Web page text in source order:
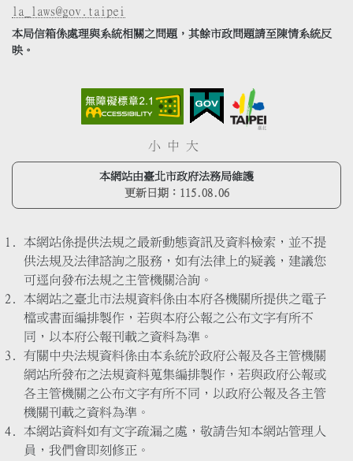
la_laws@gov.taipei
本局信箱係處理與系統相關之問題，其餘市政問題請至陳情系統反
映。
小 中 大
本網站由臺北市政府法務局維護
更新日期： 115.08.06
本網站係提供法規之最新動態資訊及資料檢索，並不提
供法規及法律諮詢之服務，如有法律上的疑義，建議您
可逕向發布法規之主管機關洽詢。
本網站之臺北市法規資料係由本府各機關所提供之電子
檔或書面編排製作，若與本府公報之公布文字有所不
同，以本府公報刊載之資料為準。
有關中央法規資料係由本系統於政府公報及各主管機關
網站所發布之法規資料蒐集編排製作，若與政府公報或
各主管機關之公布文字有所不同，以政府公報及各主管
機關刊載之資料為準。
本網站資料如有文字疏漏之處，敬請告知本網站管理人
員，我們會即刻修正。